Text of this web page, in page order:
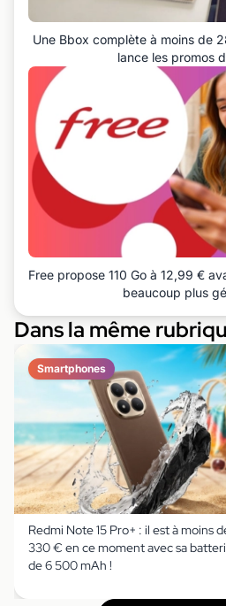
Une Bbox complète à moins de
lance les promos
Free propose 110 Go à 12,99 €
beaucoup plus
Dans la même
Smartphones
Redmi Note 15 Pro+ : il est à moins
330 € en ce moment avec sa
de 6 500 mAh !